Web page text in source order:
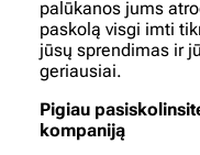
palūkanos jums
paskolą visgi imti
jūsų sprendimas ir
geriausiai.
Pigiau
kompaniją